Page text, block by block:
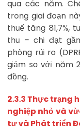
qua các năm.
trong giai đoạn
thuế tăng 81,7%,
thu – chi đạt
phòng rủi ro
giảm so với năm
đồng.
2.3.3 Thực trạng
nghiệp nhỏ và
tư và Phát triển